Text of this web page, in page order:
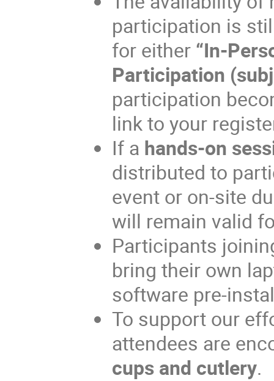
participation is
for either “In-
Participation
participation
link to your
If a hands-on
distributed to
event or on-site
will remain valid
Participants
bring their own
software pre-
To support our
attendees are
cups and cutlery.